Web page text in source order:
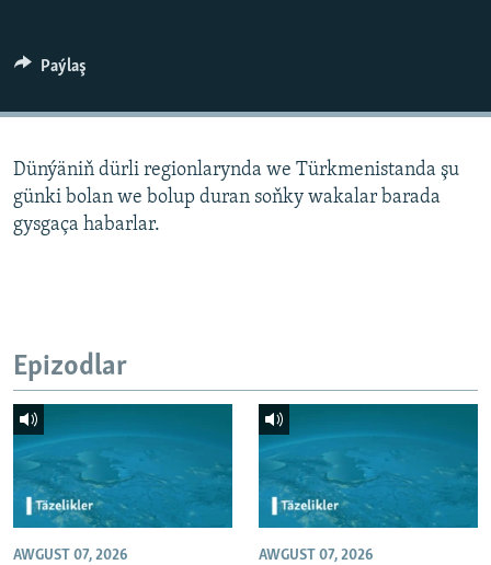
Paýlaş
Dünýäniň dürli regionlarynda we Türkmenistanda şu
günki bolan we bolup duran soňky wakalar barada
gysgaça habarlar.
Epizodlar
AWGUST 07, 2026 AWGUST 07, 2026